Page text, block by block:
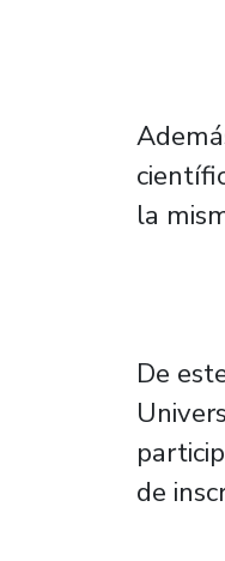
la
De
de